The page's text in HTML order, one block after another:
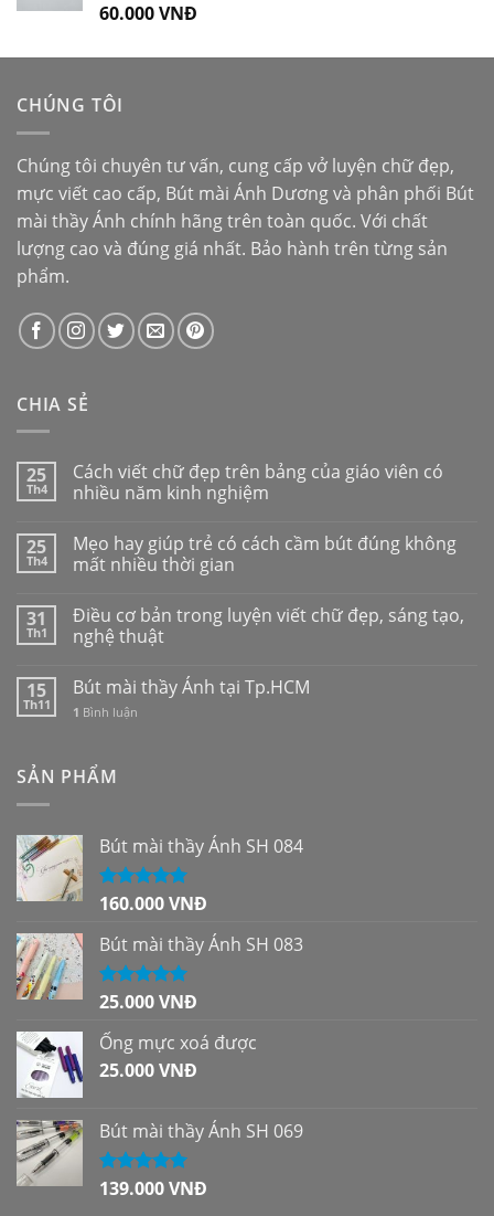
Được xếp
60.000VNĐ
CHÚNG TÔI
Chúng tôi chuyên tư vấn, cung cấp vở luyện chữ đẹp,
mực viết cao cấp, Bút mài Ánh Dươngvà phân phối Bút
mài thầy Ánh chính hãng trên toàn quốc. Với chất
lượng cao và đúng giá nhất. Bảo hành trên từng sản
phẩm.
CHIA SẺ
25
Th4
Cách viết chữ đẹp trên bảng của giáo viên có
nhiều năm kinh nghiệm
25
Th4
Mẹo hay giúp trẻ có cách cầm bút đúng không
mất nhiều thời gian
31
Th1
Điều cơ bản trong luyện viết chữ đẹp, sáng tạo,
nghệ thuật
15
Th11
Bút mài thầy Ánh tại Tp.HCM
1 Bình luận
SẢN PHẨM
Bút mài thầy Ánh SH 084
Được xếp
sao
160.000VNĐ
Bút mài thầy Ánh SH 083
Được xếp
sao
25.000VNĐ
Ống mực xoá được
25.000VNĐ
Bút mài thầy Ánh SH 069
Được xếp
139.000VNĐ